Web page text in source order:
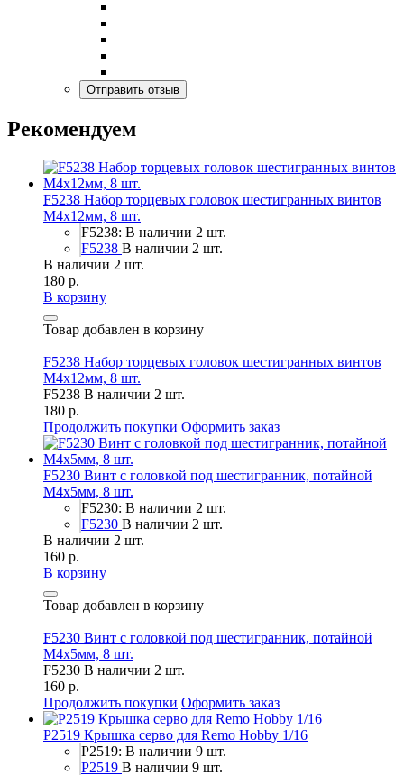
Рекомендуем
F5238 Набор торцевых головок шестигранных винтов
M4x12мм, 8 шт.
F5238: В наличии 2 шт.
F5238 В наличии 2 шт.
В наличии 2 шт.
180 р.
В корзину
Товар добавлен в корзину
F5238 Набор торцевых головок шестигранных винтов
M4x12мм, 8 шт.
F5238 В наличии 2 шт.
180 р.
Продолжить покупки Оформить заказ
F5230 Винт с головкой под шестигранник, потайной
М4х5мм, 8 шт.
F5230: В наличии 2 шт.
F5230 В наличии 2 шт.
В наличии 2 шт.
160 р.
В корзину
Товар добавлен в корзину
F5230 Винт с головкой под шестигранник, потайной
М4х5мм, 8 шт.
F5230 В наличии 2 шт.
160 р.
Продолжить покупки Оформить заказ
P2519 Крышка серво для Remo Hobby 1/16
P2519: В наличии 9 шт.
P2519 В наличии 9 шт.